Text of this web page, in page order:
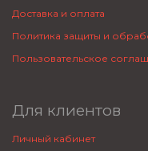
Доставка и оплата
Политика защиты и
Пользовательское
Для клиентов
Личный кабинет